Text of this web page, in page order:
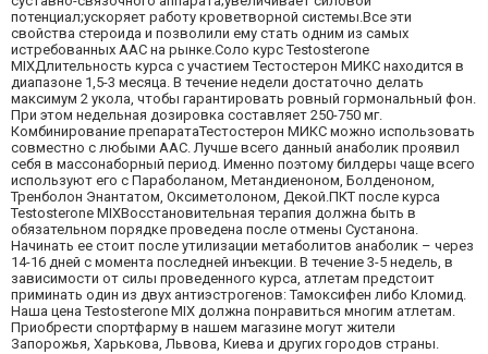
потенциал;ускоряет работу кроветворной системы.Все эти
свойства стероида и позволили ему стать одним из самых
истребованных ААС на рынке.Соло курс Testosterone
MIXДлительность курса с участием Тестостерон МИКС находится в
диапазоне 1,5-3 месяца. В течение недели достаточно делать
максимум 2 укола, чтобы гарантировать ровный гормональный фон.
При этом недельная дозировка составляет 250-750 мг.
Комбинирование препаратаТестостерон МИКС можно использовать
совместно с любыми ААС. Лучше всего данный анаболик проявил
себя в массонаборный период. Именно поэтому билдеры чаще всего
используют его с Параболаном, Метандиеноном, Болденоном,
Тренболон Энантатом, Оксиметолоном, Декой.ПКТ после курса
Testosterone MIXВосстановительная терапия должна быть в
обязательном порядке проведена после отмены Сустанона.
Начинать ее стоит после утилизации метаболитов анаболик – через
14-16 дней с момента последней инъекции. В течение 3-5 недель, в
зависимости от силы проведенного курса, атлетам предстоит
приминать один из двух антиэстрогенов: Тамоксифен либо Кломид.
Наша цена Testosterone MIX должна понравиться многим атлетам.
Приобрести спортфарму в нашем магазине могут жители
Запорожья, Харькова, Львова, Киева и других городов страны.